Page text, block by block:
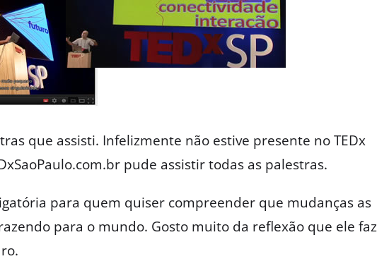
que assisti. Infelizmente não estive presente no TEDx
pude assistir todas as palestras.
para quem quiser compreender que mudanças as
para o mundo. Gosto muito da reflexão que ele faz